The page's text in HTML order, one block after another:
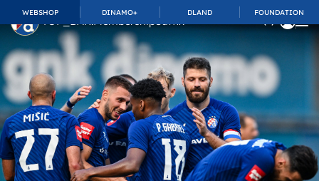
WEBSHOP DINAMO+ DLAND FOUNDATION
TOP_BAR.MembershipSuffix